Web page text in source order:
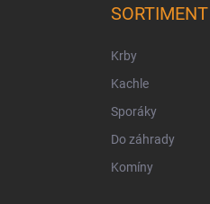
SORTIMENT
Krby
Kachle
Sporáky
Do záhrady
Komíny